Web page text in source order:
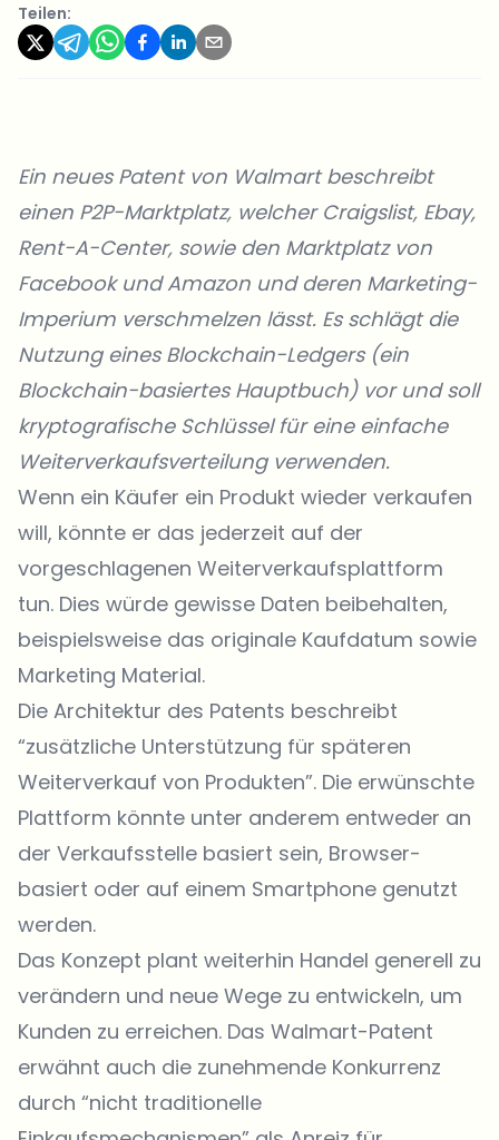
Teilen:
Ein neues Patent von Walmart beschreibt
einen P2P-Marktplatz, welcher Craigslist, Ebay,
Rent-A-Center, sowie den Marktplatz von
Facebook und Amazon und deren Marketing-
Imperium verschmelzen lässt. Es schlägt die
Nutzung eines Blockchain-Ledgers (ein
Blockchain-basiertes Hauptbuch) vor und soll
kryptografische Schlüssel für eine einfache
Weiterverkaufsverteilung verwenden.
Wenn ein Käufer ein Produkt wieder verkaufen
will, könnte er das jederzeit auf der
vorgeschlagenen Weiterverkaufsplattform
tun. Dies würde gewisse Daten beibehalten,
beispielsweise das originale Kaufdatum sowie
Marketing Material.
Die Architektur des Patents beschreibt
“zusätzliche Unterstützung für späteren
Weiterverkauf von Produkten”. Die erwünschte
Plattform könnte unter anderem entweder an
der Verkaufsstelle basiert sein, Browser-
basiert oder auf einem Smartphone genutzt
werden.
Das Konzept plant weiterhin Handel generell zu
verändern und neue Wege zu entwickeln, um
Kunden zu erreichen. Das Walmart-Patent
erwähnt auch die zunehmende Konkurrenz
durch “nicht traditionelle